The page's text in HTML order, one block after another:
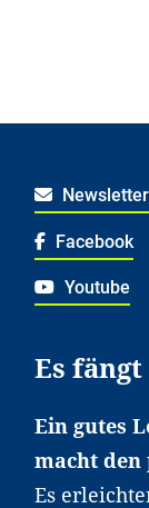
Newsletter
Facebook
Youtube
Es
Ein gutes
macht den
Es